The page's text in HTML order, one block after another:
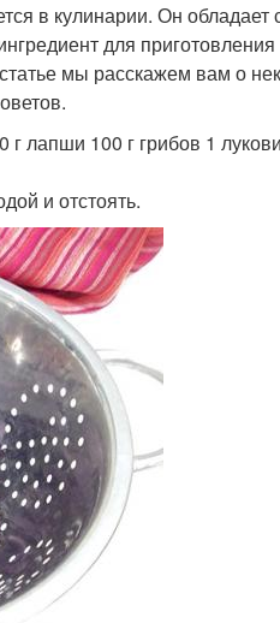
в кулинарии. Он обладает
для
мы расскажем вам о
лапши 100 г грибов 1
и отстоять.